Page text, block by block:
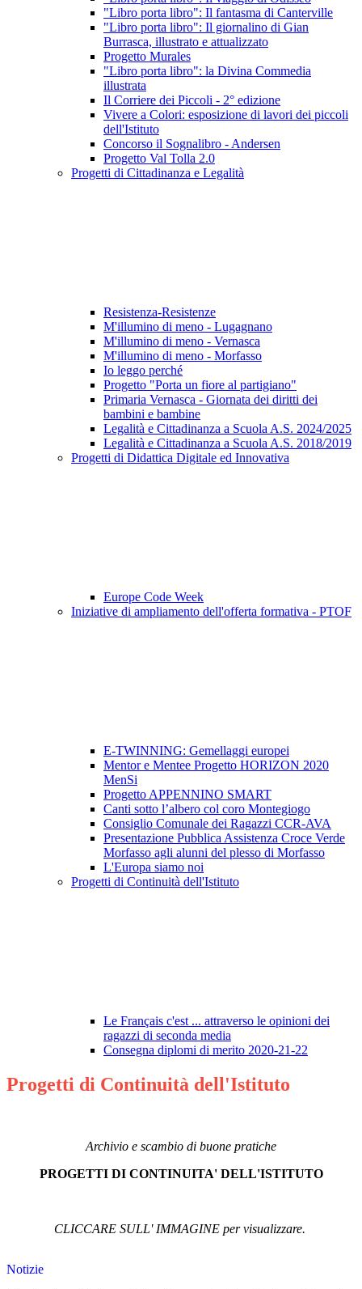
"Libro porta libro": Il fantasma di Canterville
"Libro porta libro": Il giornalino di Gian
Burrasca, illustrato e attualizzato
Progetto Murales
"Libro porta libro": la Divina Commedia
illustrata
Il Corriere dei Piccoli - 2° edizione
Vivere a Colori: esposizione di lavori dei piccoli
dell'Istituto
Concorso il Sognalibro - Andersen
Progetto Val Tolla 2.0
Progetti di Cittadinanza e Legalità
Resistenza-Resistenze
M'illumino di meno - Lugagnano
M'illumino di meno - Vernasca
M'illumino di meno - Morfasso
Io leggo perché
Progetto "Porta un fiore al partigiano"
Primaria Vernasca - Giornata dei diritti dei
bambini e bambine
Legalità e Cittadinanza a Scuola A.S. 2024/2025
Legalità e Cittadinanza a Scuola A.S. 2018/2019
Progetti di Didattica Digitale ed Innovativa
Europe Code Week
Iniziative di ampliamento dell'offerta formativa - PTOF
E-TWINNING: Gemellaggi europei
Mentor e Mentee Progetto HORIZON 2020
MenSi
Progetto APPENNINO SMART
Canti sotto l’albero col coro Montegiogo
Consiglio Comunale dei Ragazzi CCR-AVA
Presentazione Pubblica Assistenza Croce Verde
Morfasso agli alunni del plesso di Morfasso
L'Europa siamo noi
Progetti di Continuità dell'Istituto
Le Français c'est ... attraverso le opinioni dei
ragazzi di seconda media
Consegna diplomi di merito 2020-21-22
Progetti di Continuità dell'Istituto
Archivio e scambio di buone pratiche
PROGETTI DI CONTINUITA' DELL'ISTITUTO
CLICCARE SULL' IMMAGINE per visualizzare.
Notizie